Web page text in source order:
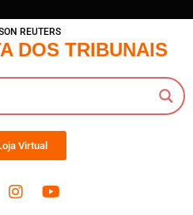
REUTERS
DOS TRIBUNAIS
Virtual